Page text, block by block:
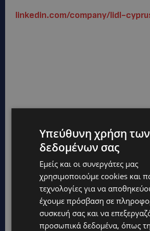
linkedin.com/company/lidl-
Υπεύθυνη χρήση των
δεδομένων σας
Εμείς και οι συνεργάτες μας
χρησιμοποιούμε cookies και
τεχνολογίες για να
έχουμε πρόσβαση σε
συσκευή σας και να
προσωπικά δεδομένα, όπως τη